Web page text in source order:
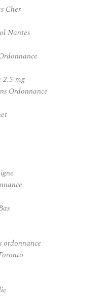
Cher
Nantes
2.5 mg
Ordonnance
ordonnance